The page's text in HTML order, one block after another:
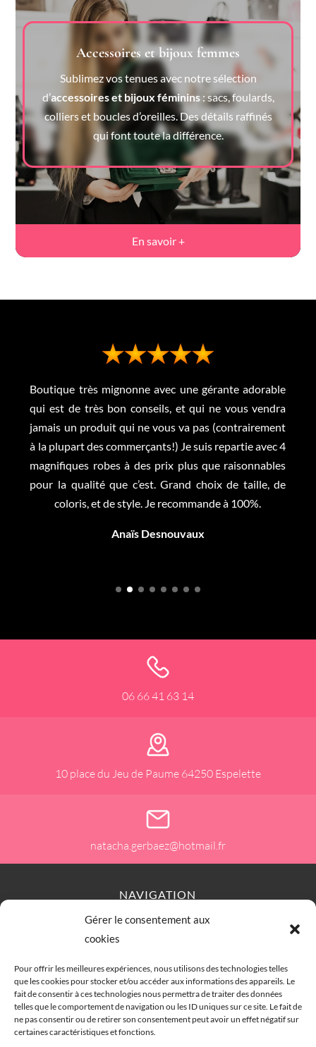
Gérer le consentement aux
cookies
Pour offrir les meilleures expériences, nous utilisons des technologies telles
que les cookies pour stocker et/ou accéder aux informations des appareils. Le
fait de consentir à ces technologies nous permettra de traiter des données
telles que le comportement de navigation ou les ID uniques sur ce site. Le fait de
ne pas consentir ou de retirer son consentement peut avoir un effet négatif sur
certaines caractéristiques et fonctions.
Accessoires et bijoux femmes
Sublimez vos tenues avec notre sélection
d’accessoires et bijoux féminins: sacs, foulards,
colliers et boucles d’oreilles. Des détails raffinés
qui font toute la différence.
En savoir +
Boutique très mignonne avec une gérante adorable
qui est de très bon conseils, et qui ne vous vendra
jamais un produit qui ne vous va pas (contrairement
à la plupart des commerçants!) Je suis repartie avec 4
magnifiques robes à des prix plus que raisonnables
pour la qualité que c’est. Grand choix de taille, de
coloris, et de style. Je recommande à 100%.
Anaïs Desnouvaux
06 66 41 63 14
10 place du Jeu de Paume 64250 Espelette
natacha.gerbaez@hotmail.fr
NAVIGATION
Accueil Contact
RÉALISATION